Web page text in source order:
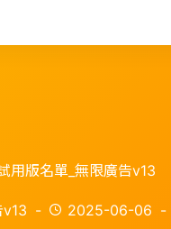
用版名單_無限廣告v13
2025-06-06